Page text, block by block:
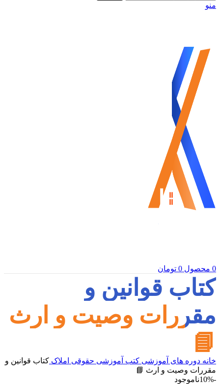
منو
0 محصول 0 تومان
کتاب قوانین و
مقررات وصیت و ارث
📘
خانه دوره های آموزشی کتب آموزشی حقوقی املاک کتاب قوانین و
مقررات وصیت و ارث 📘
-10%
ناموجود